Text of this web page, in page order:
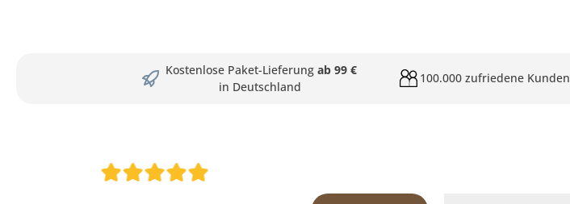
Kostenlose Paket-Lieferung ab 99 €
in Deutschland
100.000 zufriedene Kunden